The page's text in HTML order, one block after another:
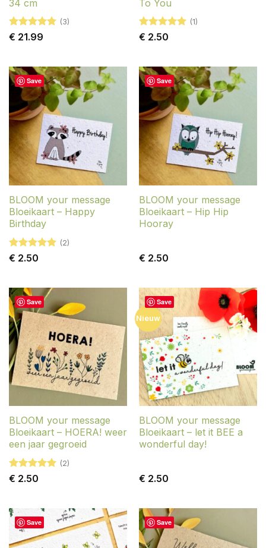
34 cm
Gewaardeerd
(3)
€ 21.99
To You
Gewaardeerd
(1)
€ 2.50
Save
BLOOM your message
Bloeikaart – Happy
Birthday
Gewaardeerd
(2)
€ 2.50
Save
BLOOM your message
Bloeikaart – Hip Hip
Hooray
€ 2.50
Save
BLOOM your message
Bloeikaart – HOERA! weer
een jaar gegroeid
Gewaardeerd
(2)
€ 2.50
Save
Nieuw
BLOOM your message
Bloeikaart – let it BEE a
wonderful day!
€ 2.50
Save Save